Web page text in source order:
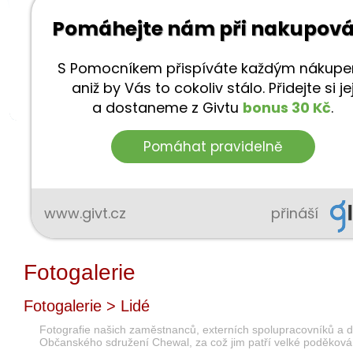
Fotogalerie
Fotogalerie > Lidé
Fotografie našich zaměstnanců, externích spolupracovníků a
Občanského sdružení Chewal, za což jim patří velké